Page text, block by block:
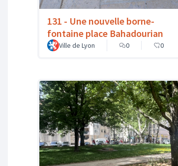
131 - Une nouvelle borne-
fontaine place Bahadourian
Ville de Lyon 0 0